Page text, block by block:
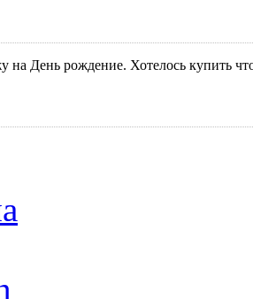
на День рождение. Хотелось купить